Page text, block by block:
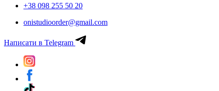
+38 098 255 50 20
onistudioorder@gmail.com
Написати в Telegram